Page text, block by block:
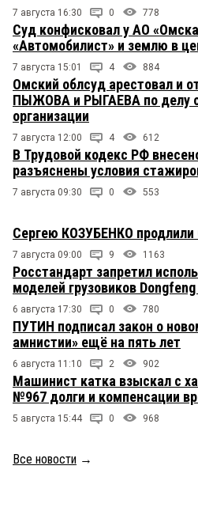
7 августа 16:30 0 778
Суд конфисковал у АО
«Автомобилист» и землю в
7 августа 15:01 4 884
Омский облсуд арестовал и
ПЫЖОВА и РЫГАЕВА по делу
организации
7 августа 12:00 4 612
В Трудовой кодекс РФ
разъяснены условия
7 августа 09:30 0 553
Сергею КОЗУБЕНКО
7 августа 09:00 9 1163
Росстандарт запретил
моделей грузовиков
6 августа 17:30 0 780
ПУТИН подписал закон о
амнистии» ещё на пять лет
6 августа 11:10 2 902
Машинист катка взыскал с
№967 долги и компенсации
5 августа 15:44 0 968
Все новости →